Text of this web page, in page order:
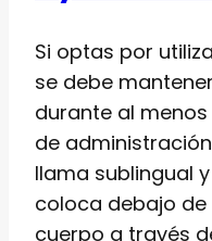
Si optas por
se debe
durante al menos
de
llama sublingual
coloca debajo de
cuerpo a través